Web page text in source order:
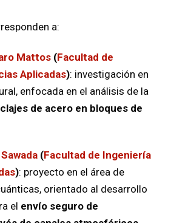
a:
Mattos (Facultad de
Aplicadas): investigación en
enfocada en el análisis de la
de acero en bloques de
(Facultad de Ingeniería
): proyecto en el área de
orientado al desarrollo
el envío seguro de